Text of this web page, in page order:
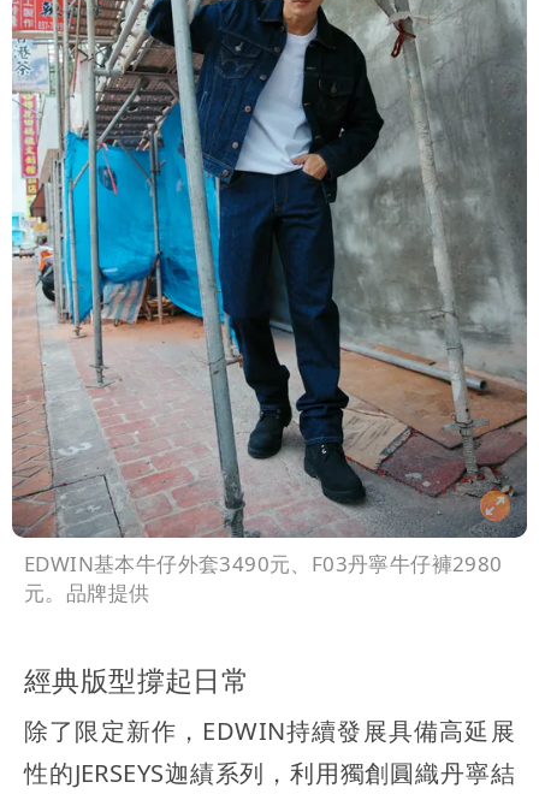
EDWIN基本牛仔外套3490元、F03丹寧牛仔褲2980
元。品牌提供
經典版型撐起日常
除了限定新作，EDWIN持續發展具備高延展
性的JERSEYS迦績系列，利用獨創圓織丹寧結